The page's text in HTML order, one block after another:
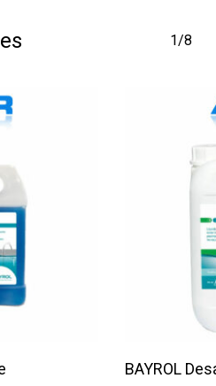
1/8
BAYROL